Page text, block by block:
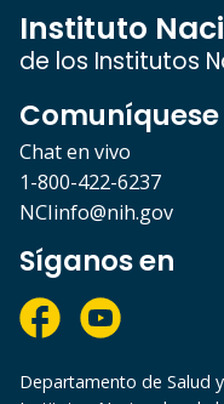
Instituto
de los Institutos
Comuníquese
Chat en vivo
1-800-422-6237
NCIinfo@nih.gov
Síganos en
Departamento de Salud